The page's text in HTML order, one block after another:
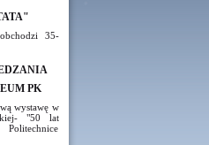
35-
PK
wystawę w
"50 lat